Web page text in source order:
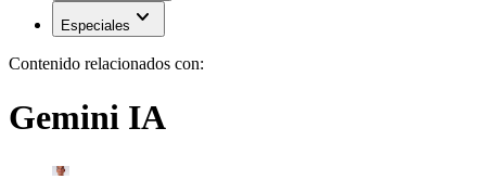
Especiales expand_more
Contenido relacionados con:
Gemini IA